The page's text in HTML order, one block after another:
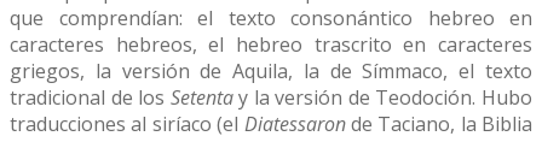
que comprendían: el texto consonántico hebreo en
caracteres hebreos, el hebreo trascrito en caracteres
griegos, la versión de Aquila, la de Símmaco, el texto
tradicional de los Setentay la versión de Teodoción. Hubo
traducciones al siríaco (el Diatessaronde Taciano, la Biblia